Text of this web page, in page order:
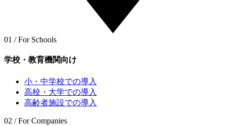
01 / For Schools
学校・教育機関向け
小・中学校での導入
高校・大学での導入
高齢者施設での導入
02 / For Companies